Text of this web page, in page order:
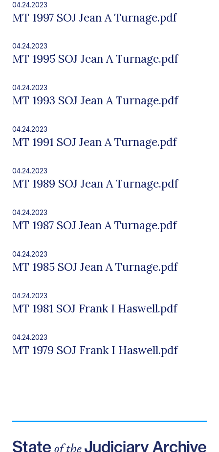
04.24.2023
MT 1997 SOJ Jean A Turnage.pdf
04.24.2023
MT 1995 SOJ Jean A Turnage.pdf
04.24.2023
MT 1993 SOJ Jean A Turnage.pdf
04.24.2023
MT 1991 SOJ Jean A Turnage.pdf
04.24.2023
MT 1989 SOJ Jean A Turnage.pdf
04.24.2023
MT 1987 SOJ Jean A Turnage.pdf
04.24.2023
MT 1985 SOJ Jean A Turnage.pdf
04.24.2023
MT 1981 SOJ Frank I Haswell.pdf
04.24.2023
MT 1979 SOJ Frank I Haswell.pdf